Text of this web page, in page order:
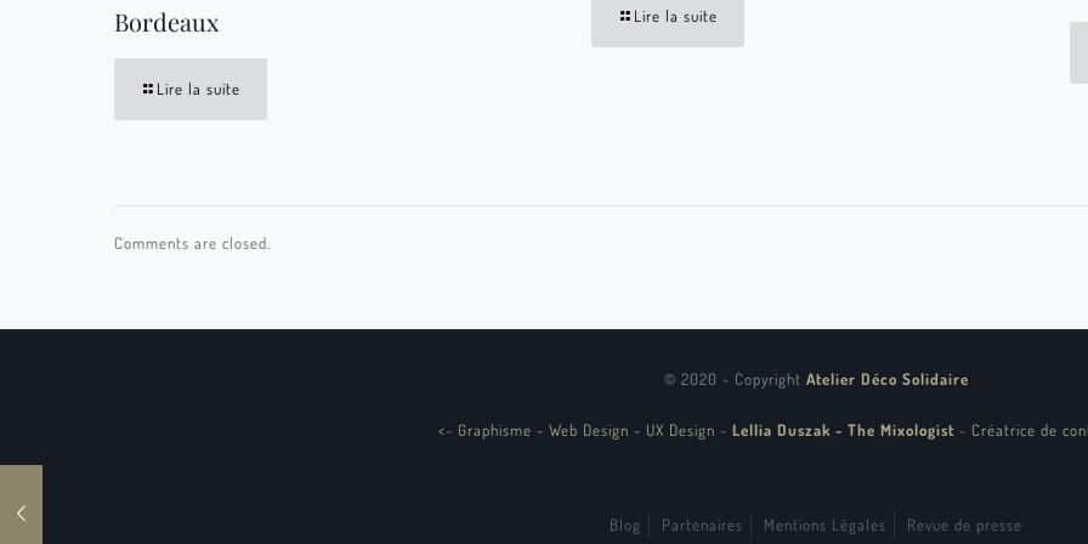
Bordeaux
Lire la suite
Lire la suite
Comments are closed.
© 2020 - Copyright Atelier Déco Solidaire
<- Graphisme - Web Design - UX Design - Lellia Duszak - The Mixologist - Créatrice de
Blog Partenaires Mentions Légales Revue de presse